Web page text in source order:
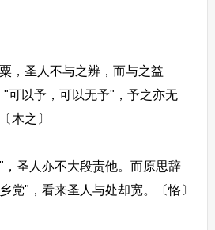
圣人不与之辨，而与之益
可以予，可以无予"，予之亦无
木之〕
圣人亦不大段责他。而原思辞
党"，看来圣人与处却宽。〔恪〕